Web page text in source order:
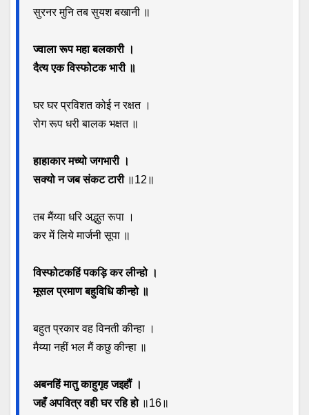
सुरनर मुनि तब सुयश बखानी ॥
ज्वाला रूप महा बलकारी ।
दैत्य एक विस्फोटक भारी ॥
घर घर प्रविशत कोई न रक्षत ।
रोग रूप धरी बालक भक्षत ॥
हाहाकार मच्यो जगभारी ।
सक्यो न जब संकट टारी॥12॥
तब मैंय्या धरि अद्भुत रूपा ।
कर में लिये मार्जनी सूपा ॥
विस्फोटकहिं पकड़ि कर लीन्हो ।
मूसल प्रमाण बहुविधि कीन्हो ॥
बहुत प्रकार वह विनती कीन्हा ।
मैय्या नहीं भल मैं कछु कीन्हा ॥
अबनहिं मातु काहुगृह जइहौं ।
जहँ अपवित्र वही घर रहि हो॥16॥